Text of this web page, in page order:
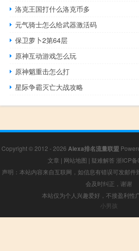
洛克王国打什么洛克币多
元气骑士怎么给武器激活码
保卫萝卜2第64层
原神互动游戏怎么玩
原神魈重击怎么打
星际争霸灭亡大战攻略
Copyright © 2012 - 2026 Alexa排名流量联盟
文章 | 网站地图 | 疑难解答 浙ICP
声明：本站内容来自互联网，如信息有错误可发邮
会及时纠正，谢谢
本站仅为个人兴趣爱好，不接盈利性
小男孩